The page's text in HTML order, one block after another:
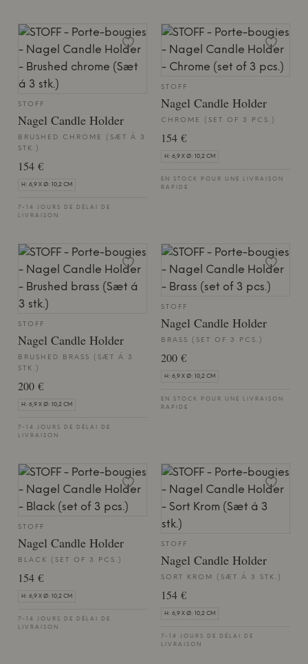
STOFF
Nagel Candle Holder
BRUSHED CHROME (SÆT Á 3
STK.)
154 €
H: 6,9 X Ø: 10,2 CM
7-14 JOURS DE DÉLAI DE
LIVRAISON
STOFF
Nagel Candle Holder
CHROME (SET OF 3 PCS.)
154 €
H: 6,9 X Ø: 10,2 CM
EN STOCK POUR UNE LIVRAISON
RAPIDE
STOFF
Nagel Candle Holder
BRUSHED BRASS (SÆT Á 3
STK.)
200 €
H: 6,9 X Ø: 10,2 CM
7-14 JOURS DE DÉLAI DE
LIVRAISON
STOFF
Nagel Candle Holder
BRASS (SET OF 3 PCS.)
200 €
H: 6,9 X Ø: 10,2 CM
EN STOCK POUR UNE LIVRAISON
RAPIDE
STOFF
Nagel Candle Holder
BLACK (SET OF 3 PCS.)
154 €
H: 6,9 X Ø: 10,2 CM
7-14 JOURS DE DÉLAI DE
LIVRAISON
STOFF
Nagel Candle Holder
SORT KROM (SÆT Á 3 STK.)
154 €
H: 6,9 X Ø: 10,2 CM
7-14 JOURS DE DÉLAI DE
LIVRAISON